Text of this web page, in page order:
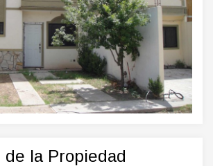
de la Propiedad